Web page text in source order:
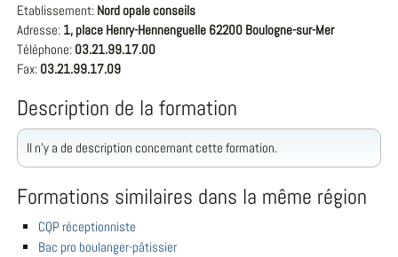
Etablissement: Nord opale conseils
Adresse: 1, place Henry-Hennenguelle 62200 Boulogne-sur-Mer
Téléphone: 03.21.99.17.00
Fax: 03.21.99.17.09
Description de la formation
Il n'y a de description concernant cette formation.
Formations similaires dans la même région
CQP réceptionniste
Bac pro boulanger-pâtissier